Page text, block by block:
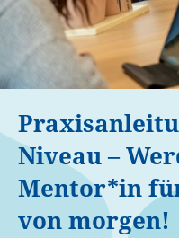
Niveau –
Mentor*in
von morgen!